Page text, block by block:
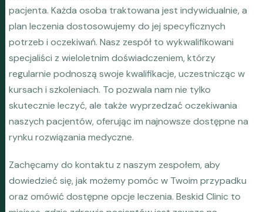
pacjenta. Każda osoba traktowana jest indywidualnie, a
plan leczenia dostosowujemy do jej specyficznych
potrzeb i oczekiwań. Nasz zespół to wykwalifikowani
specjaliści z wieloletnim doświadczeniem, którzy
regularnie podnoszą swoje kwalifikacje, uczestnicząc w
kursach i szkoleniach. To pozwala nam nie tylko
skutecznie leczyć, ale także wyprzedzać oczekiwania
naszych pacjentów, oferując im najnowsze dostępne na
rynku rozwiązania medyczne.
Zachęcamy do kontaktu z naszym zespołem, aby
dowiedzieć się, jak możemy pomóc w Twoim przypadku
oraz omówić dostępne opcje leczenia. Beskid Clinic to